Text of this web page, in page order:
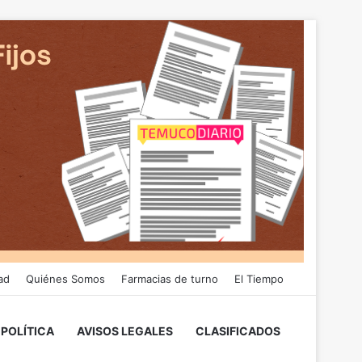
Quiénes Somos Farmacias de turno El Tiempo
POLÍTICA AVISOS LEGALES CLASIFICADOS